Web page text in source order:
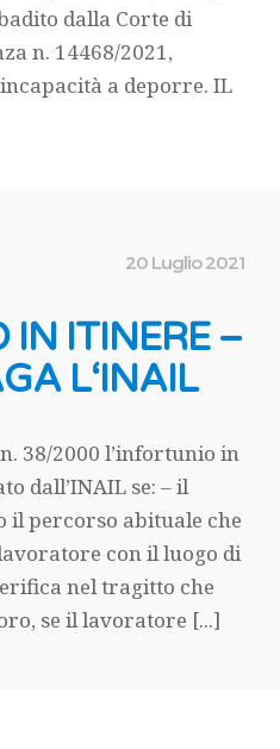
dalla Corte di
n. 14468/2021,
a deporre. IL
20 Luglio 2021
IN ITINERE –
L‘INAIL
38/2000 l’infortunio in
dall’INAIL se: – il
il percorso abituale che
con il luogo di
nel tragitto che
se il lavoratore [...]